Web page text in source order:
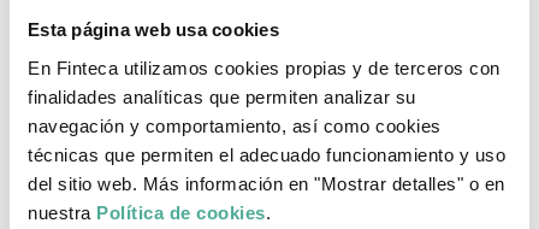
Esta página web usa cookies
En Finteca utilizamos cookies propias y de terceros con
finalidades analíticas que permiten analizar su
navegación y comportamiento, así como cookies
técnicas que permiten el adecuado funcionamiento y uso
del sitio web. Más información en "Mostrar detalles" o en
nuestra Política de cookies.
de FINTECA.
envío de comunicaciones comerciales.
Para optimizar nuestras campañas publicitarias y ofrecer contenido
personalizado. Esto incluye la creación de «públicos personalizados» y
«públicos similares» en las plataformas de redes sociales. El objetivo es
permitir que estas plataformas te muestren nuestros anuncios a ti y a
otros usuarios que compartan características demográficas o de